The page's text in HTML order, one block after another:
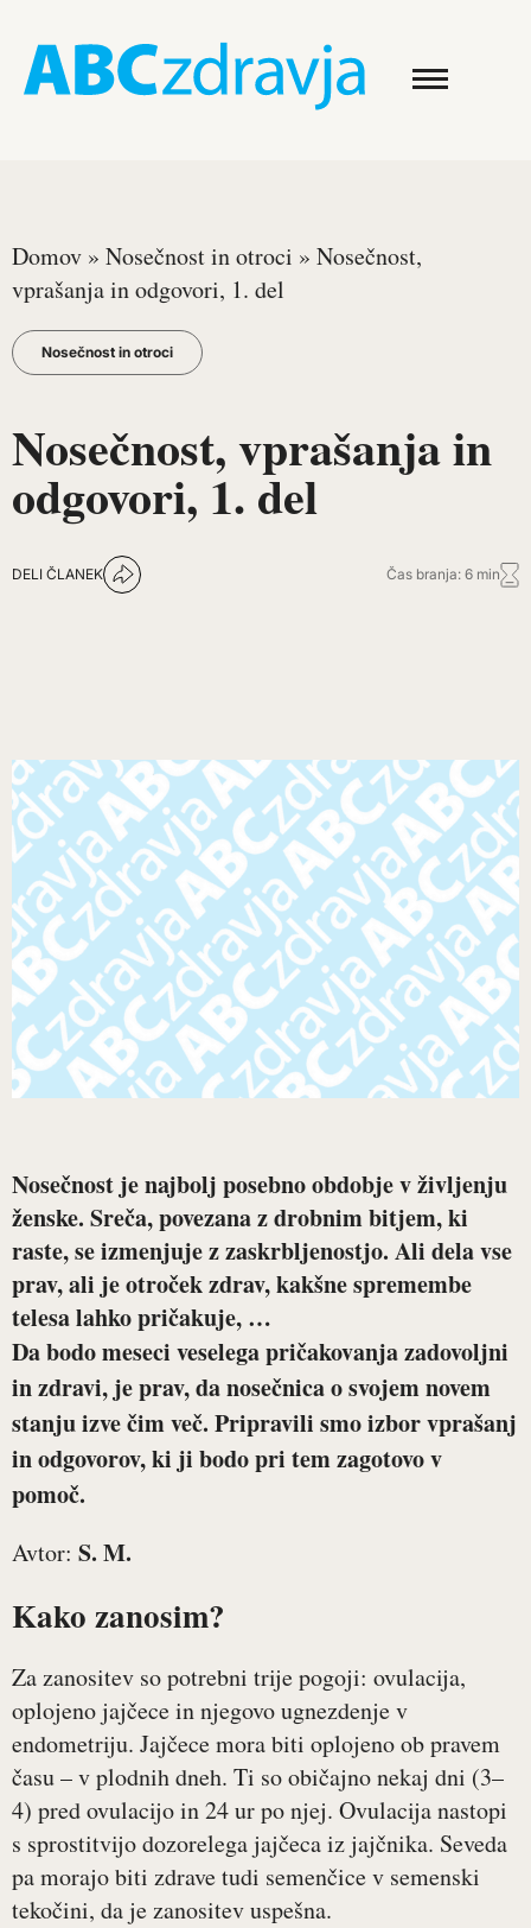
Domov » Nosečnost in otroci » Nosečnost,
vprašanja in odgovori, 1. del
Nosečnost in otroci
Nosečnost, vprašanja in
odgovori, 1. del
DELI ČLANEK Čas branja: 6 min
Nosečnost je najbolj posebno obdobje v življenju
ženske. Sreča, povezana z drobnim bitjem, ki
raste, se izmenjuje z zaskrbljenostjo. Ali dela vse
prav, ali je otroček zdrav, kakšne spremembe
telesa lahko pričakuje, …
Da bodo meseci veselega pričakovanja zadovoljni
in zdravi, je prav, da nosečnica o svojem novem
stanju izve čim več. Pripravili smo izbor vprašanj
in odgovorov, ki ji bodo pri tem zagotovo v
pomoč.
Avtor: S. M.
Kako zanosim?
Za zanositev so potrebni trije pogoji: ovulacija,
oplojeno jajčece in njegovo ugnezdenje v
endometriju. Jajčece mora biti oplojeno ob pravem
času – v plodnih dneh. Ti so običajno nekaj dni (3–
4) pred ovulacijo in 24 ur po njej. Ovulacija nastopi
s sprostitvijo dozorelega jajčeca iz jajčnika. Seveda
pa morajo biti zdrave tudi semenčice v semenski
tekočini, da je zanositev uspešna.